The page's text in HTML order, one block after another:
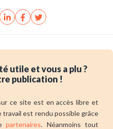
utile et vous a plu ?
publication !
ce site est en accès libre et
travail est rendu possible grâce
partenaires. Néanmoins tout